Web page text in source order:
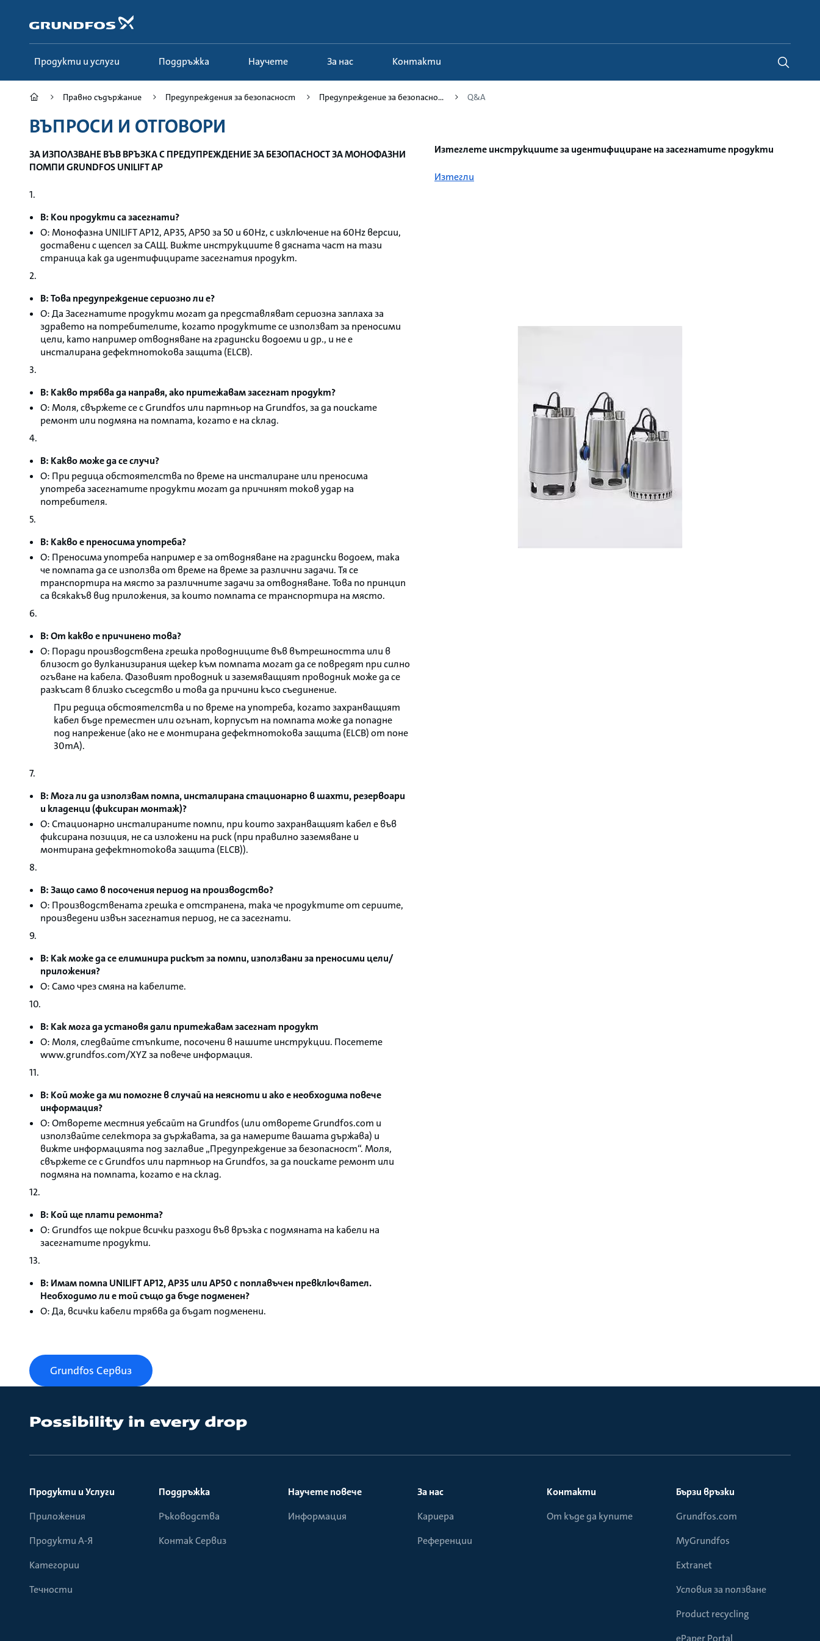
отиди
съдържание
Продукти и услуги Поддръжка Научете За нас Контакти
Правно съдържание Предупреждения за безопасност Предупреждение за безопасно... Q&A
ВЪПРОСИ И ОТГОВОРИ
ЗА ИЗПОЛЗВАНЕ ВЪВ ВРЪЗКА С ПРЕДУПРЕЖДЕНИЕ ЗА БЕЗОПАСНОСТ ЗА МОНОФАЗНИ
ПОМПИ GRUNDFOS UNILIFT AP
1.
В: Кои продукти са засегнати?
О: Монофазна UNILIFT AP12, AP35, AP50 за 50 и 60Hz, с изключение на 60Hz версии,
доставени с щепсел за САЩ. Вижте инструкциите в дясната част на тази
страница как да идентифицирате засегнатия продукт.
2.
В: Това предупреждение сериозно ли е?
О: Да Засегнатите продукти могат да представляват сериозна заплаха за
здравето на потребителите, когато продуктите се използват за преносими
цели, като например отводняване на градински водоеми и др., и не е
инсталирана дефектнотокова защита (ELCB).
3.
В: Какво трябва да направя, ако притежавам засегнат продукт?
О: Моля, свържете се с Grundfos или партньор на Grundfos, за да поискате
ремонт или подмяна на помпата, когато е на склад.
4.
В: Какво може да се случи?
О: При редица обстоятелства по време на инсталиране или преносима
употреба засегнатите продукти могат да причинят токов удар на
потребителя.
5.
В: Какво е преносима употреба?
О: Преносима употреба например е за отводняване на градински водоем, така
че помпата да се използва от време на време за различни задачи. Тя се
транспортира на място за различните задачи за отводняване. Това по принцип
са всякакъв вид приложения, за които помпата се транспортира на място.
6.
В: От какво е причинено това?
О: Поради производствена грешка проводниците във вътрешността или в
близост до вулканизирания щекер към помпата могат да се повредят при силно
огъване на кабела. Фазовият проводник и заземяващият проводник може да се
разкъсат в близко съседство и това да причини късо съединение.
При редица обстоятелства и по време на употреба, когато захранващият
кабел бъде преместен или огънат, корпусът на помпата може да попадне
под напрежение (ако не е монтирана дефектнотокова защита (ELCB) от поне
30mA).
7.
В: Мога ли да използвам помпа, инсталирана стационарно в шахти, резервоари
и кладенци (фиксиран монтаж)?
О: Стационарно инсталираните помпи, при които захранващият кабел е във
фиксирана позиция, не са изложени на риск (при правилно заземяване и
монтирана дефектнотокова защита (ELCB)).
8.
В: Защо само в посочения период на производство?
О: Производствената грешка е отстранена, така че продуктите от сериите,
произведени извън засегнатия период, не са засегнати.
9.
В: Как може да се елиминира рискът за помпи, използвани за преносими цели/
приложения?
О: Само чрез смяна на кабелите.
10.
В: Как мога да установя дали притежавам засегнат продукт
О: Моля, следвайте стъпките, посочени в нашите инструкции. Посетете
www.grundfos.com/XYZ за повече информация.
11.
В: Кой може да ми помогне в случай на неясноти и ако е необходима повече
информация?
О: Отворете местния уебсайт на Grundfos (или отворете Grundfos.com и
използвайте селектора за държавата, за да намерите вашата държава) и
вижте информацията под заглавие „Предупреждение за безопасност“. Моля,
свържете се с Grundfos или партньор на Grundfos, за да поискате ремонт или
подмяна на помпата, когато е на склад.
12.
В: Кой ще плати ремонта?
О: Grundfos ще покрие всички разходи във връзка с подмяната на кабели на
засегнатите продукти.
13.
В: Имам помпа UNILIFT AP12, AP35 или AP50 с поплавъчен превключвател.
Необходимо ли е той също да бъде подменен?
О: Да, всички кабели трябва да бъдат подменени.
Grundfos Сервиз
Изтеглете инструкциите за идентифициране на засегнатите продукти
Изтегли
Продукти и Услуги
Приложения
Продукти А-Я
Категории
Течности
Поддръжка
Ръководства
Контак Сервиз
Научете повече
Информация
За нас
Кариера
Референции
Контакти
От къде да купите
Бързи връзки
Grundfos.com
MyGrundfos
Extranet
Условия за ползване
Product recycling
ePaper Portal